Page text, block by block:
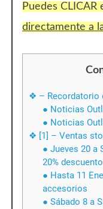
Puedes
directamente a
❖ – Recordatorio
● Noticias
● Noticias
❖ [1] – Ventas
● Jueves 20 a
20%
● Hasta 11
accesorios
● Sábado 8 a